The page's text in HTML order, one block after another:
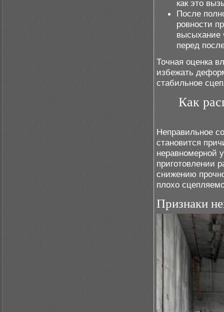
как это
После
ровности
высыхание
перед
Точная оценка
избежать
стабильное
Как
Неправильное
становится
неравномерной
приготовлении
снижению
плохо
Признаки